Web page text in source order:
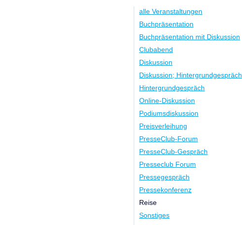
alle Veranstaltungen
Buchpräsentation
Buchpräsentation mit Diskussion
Clubabend
Diskussion
Diskussion; Hintergrundgespräch
Hintergrundgespräch
Online-Diskussion
Podiumsdiskussion
Preisverleihung
PresseClub-Forum
PresseClub-Gespräch
Presseclub Forum
Pressegespräch
Pressekonferenz
Reise
Sonstiges